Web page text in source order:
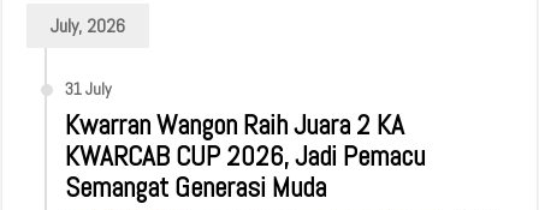
July, 2026
31 July
Kwarran Wangon Raih Juara 2 KA
KWARCAB CUP 2026, Jadi Pemacu
Semangat Generasi Muda